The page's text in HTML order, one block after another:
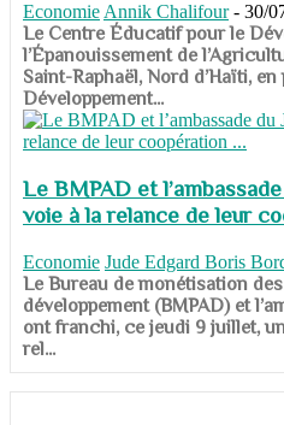
Economie Annik Chalifour - 30/
​​​​​​​Le Centre Éducatif pour le
l’Épanouissement de
Saint-Raphaël, Nord d’Haïti,
Développement...
Le BMPAD et
voie à la relance de leur
Economie Jude Edgard Boris
​​​​​​​Le Bureau de monétisation
développement (BMPAD) et
ont franchi, ce jeudi 9 juillet,
rel...